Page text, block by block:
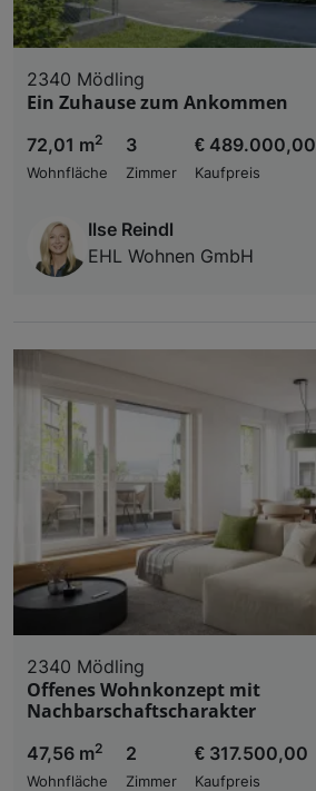
2340 Mödling
Ein Zuhause zum Ankommen
72,01 m2
Wohnfläche
3
Zimmer
€ 489.000,00
Kaufpreis
Ilse Reindl
EHL Wohnen GmbH
2340 Mödling
Offenes Wohnkonzept mit
Nachbarschaftscharakter
47,56 m2
Wohnfläche
2
Zimmer
€ 317.500,00
Kaufpreis